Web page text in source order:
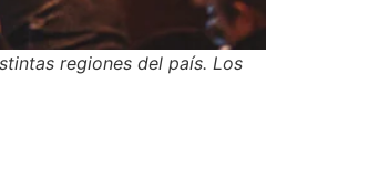
regiones del país. Los